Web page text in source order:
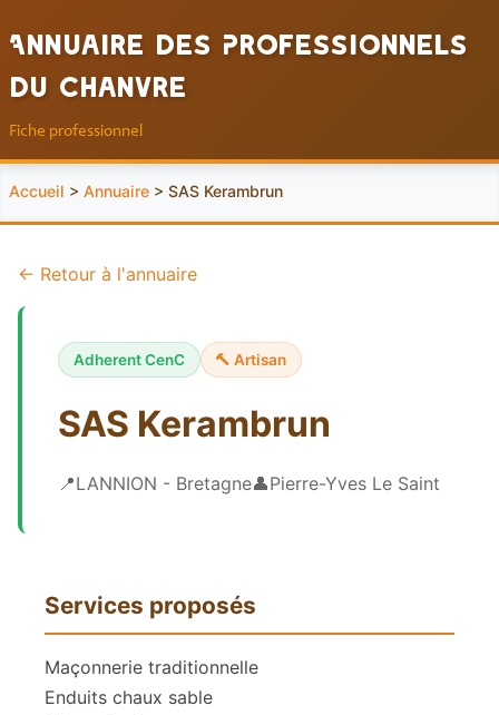
Annuaire des Professionnels
du Chanvre
Fiche professionnel
Accueil > Annuaire > SAS Kerambrun
← Retour à l'annuaire
Adherent CenC 🔨 Artisan
SAS Kerambrun
📍LANNION - Bretagne👤Pierre-Yves Le Saint
Services proposés
Maçonnerie traditionnelle
Enduits chaux sable